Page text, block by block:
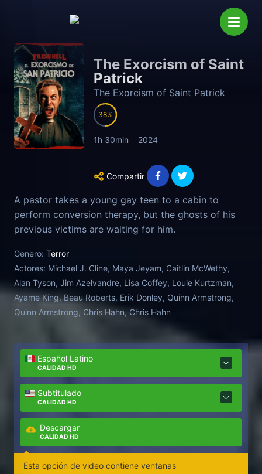
The Exorcism of Saint
Patrick
The Exorcism of Saint Patrick
38
1h 30min 2024
Compartir
A pastor takes a young gay teen to a cabin to
perform conversion therapy, but the ghosts of his
previous victims are waiting for him.
Genero: Terror
Actores: Michael J. Cline, Maya Jeyam, Caitlin McWethy,
Alan Tyson, Jim Azelvandre, Lisa Coffey, Louie Kurtzman,
Ayame King, Beau Roberts, Erik Donley, Quinn Armstrong,
Quinn Armstrong, Chris Hahn, Chris Hahn
Español Latino
CALIDAD HD
Subtitulado
CALIDAD HD
Descargar
CALIDAD HD
Esta opción de video contiene ventanas